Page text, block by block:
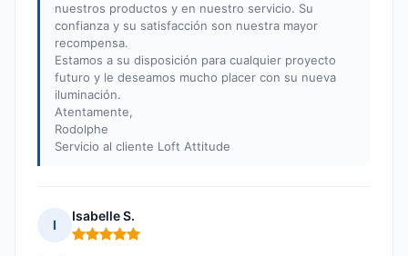
nuestros productos y en nuestro servicio. Su
confianza y su satisfacción son nuestra mayor
recompensa.
Estamos a su disposición para cualquier proyecto
futuro y le deseamos mucho placer con su nueva
iluminación.
Atentamente,
Rodolphe
Servicio al cliente Loft Attitude
I
Isabelle S.
Nota: 5 de 5